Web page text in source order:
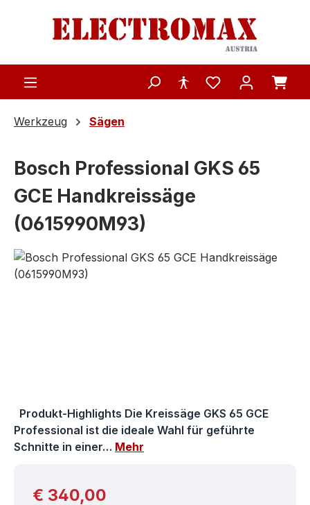
Zum Hauptinhalt springen
Werkzeug Sägen
Bosch Professional GKS 65
GCE Handkreissäge
(0615990M93)
Bildergalerie überspringen
Produkt-Highlights Die Kreissäge GKS 65 GCE
Professional ist die ideale Wahl für geführte
Schnitte in einer… Mehr
Regulärer Preis:
€ 340,00